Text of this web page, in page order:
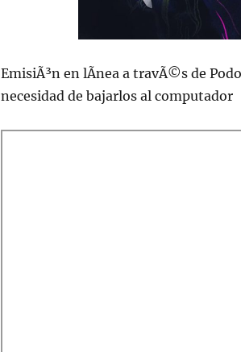
EmisiÃ³n en lÃ­nea a travÃ©s de
necesidad de bajarlos al computador